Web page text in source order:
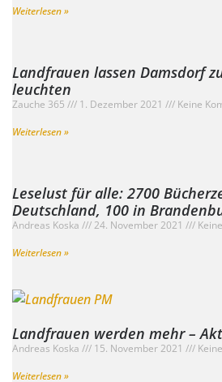
Weiterlesen »
Landfrauen lassen Damsdorf
leuchten
Zauche 365 1. Dezember 2021
Keine
Weiterlesen »
Leselust für alle: 2700
Deutschland, 100 in
Andreas Koska 24. November 2021
Weiterlesen »
Landfrauen werden mehr –
Andreas Koska 15. November 2021
Weiterlesen »